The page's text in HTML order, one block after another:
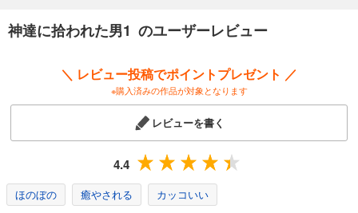
あらすじを表示する
【電子版限定特典付き】神達に拾われた男13
円 (税込)
あらすじを表示する
神達に拾われた男1 のユーザーレビュー
＼ レビュー投稿でポイントプレゼント ／
※購入済みの作品が対象となります
レビューを書く
4.4
ほのぼの 癒やされる カッコいい